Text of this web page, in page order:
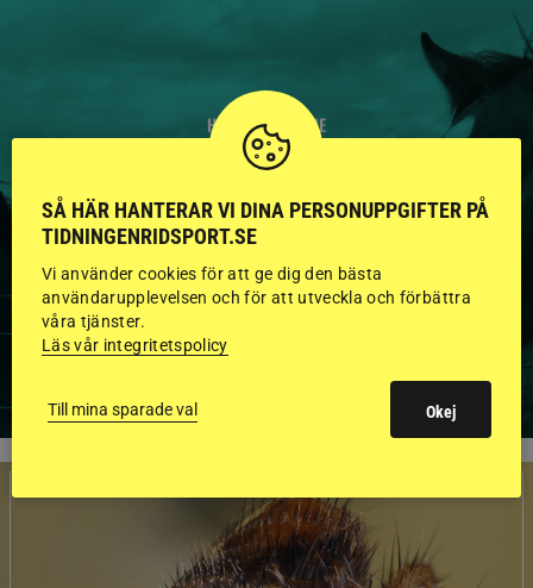
HINGSTAR ONLINE
GODKÄNDA HINGSTAR I
FLERA KATEGORIER MED
BILDER OCH FAKTA
SÅ HÄR HANTERAR VI DINA PERSONUPPGIFTER PÅ
TIDNINGENRIDSPORT.SE
Vi använder cookies för att ge dig den bästa
användarupplevelsen och för att utveckla och förbättra
våra tjänster.
Läs vår integritetspolicy
Till mina sparade val Okej